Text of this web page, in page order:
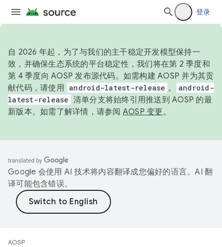
登录
自 2026 年起，为了与我们的主干稳定开发模型保持一
致，并确保生态系统的平台稳定性，我们将在第 2 季度和
第 4 季度向 AOSP 发布源代码。如需构建 AOSP 并为其贡
献代码，请使用 android-latest-release 。
android-
latest-release 清单分支将始终引用推送到 AOSP 的最
新版本。如需了解详情，请参阅 AOSP 变更。
Google 会使用 AI 技术将内容翻译成您偏好的语言。AI 翻
译可能包含错误。
AOSP